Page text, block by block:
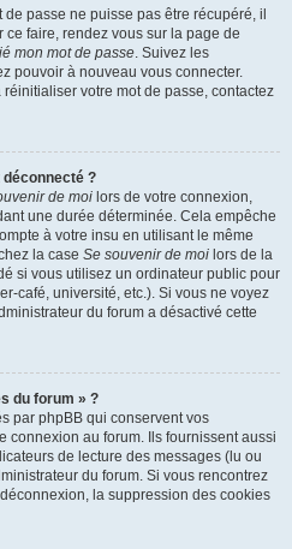
passe ne puisse pas être récupéré, il
faire, rendez vous sur la page de
mon mot de passe. Suivez les
pouvoir à nouveau vous connecter.
votre mot de passe, contactez
?
de moi lors de votre connexion,
une durée déterminée. Cela empêche
à votre insu en utilisant le même
la case Se souvenir de moi lors de la
si vous utilisez un ordinateur public pour
café, université, etc.). Si vous ne voyez
du forum a désactivé cette
du forum » ?
par phpBB qui conservent vos
connexion au forum. Ils fournissent aussi
de lecture des messages (lu ou
du forum. Si vous rencontrez
la suppression des cookies